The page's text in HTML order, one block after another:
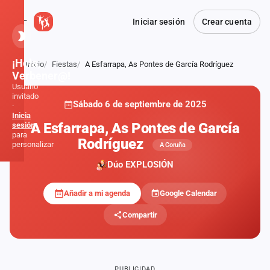
Iniciar sesión Crear cuenta
Atrás
Inicio Fiestas A Esfarrapa, As Pontes de García Rodríguez
Sábado 6 de septiembre de 2025
A Esfarrapa, As Pontes de García
Rodríguez
A Coruña
Dúo EXPLOSIÓN
Añadir a mi agenda Google Calendar
Compartir
¡Hola,
Verbener@!
Usuario
invitado
·
Inicia
sesión
para
personalizar
Formaciones